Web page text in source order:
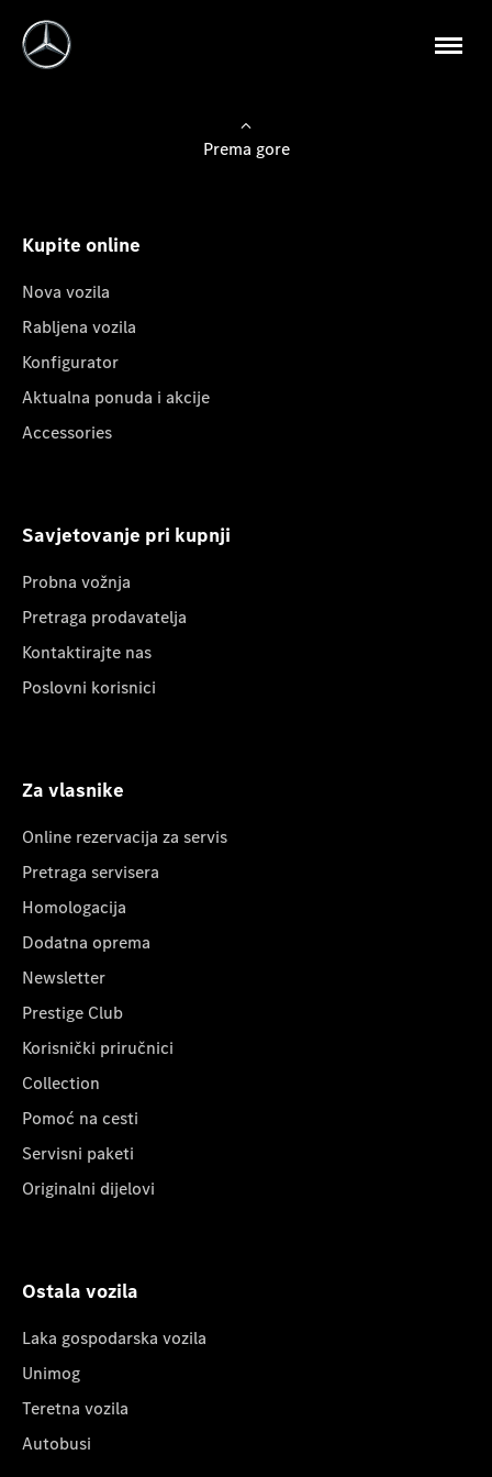
Prema gore
Kupite online
Nova vozila
Rabljena vozila
Konfigurator
Aktualna ponuda i akcije
Accessories
Savjetovanje pri kupnji
Probna vožnja
Pretraga prodavatelja
Kontaktirajte nas
Poslovni korisnici
Za vlasnike
Online rezervacija za servis
Pretraga servisera
Homologacija
Dodatna oprema
Newsletter
Prestige Club
Korisnički priručnici
Collection
Pomoć na cesti
Servisni paketi
Originalni dijelovi
Ostala vozila
Laka gospodarska vozila
Unimog
Teretna vozila
Autobusi